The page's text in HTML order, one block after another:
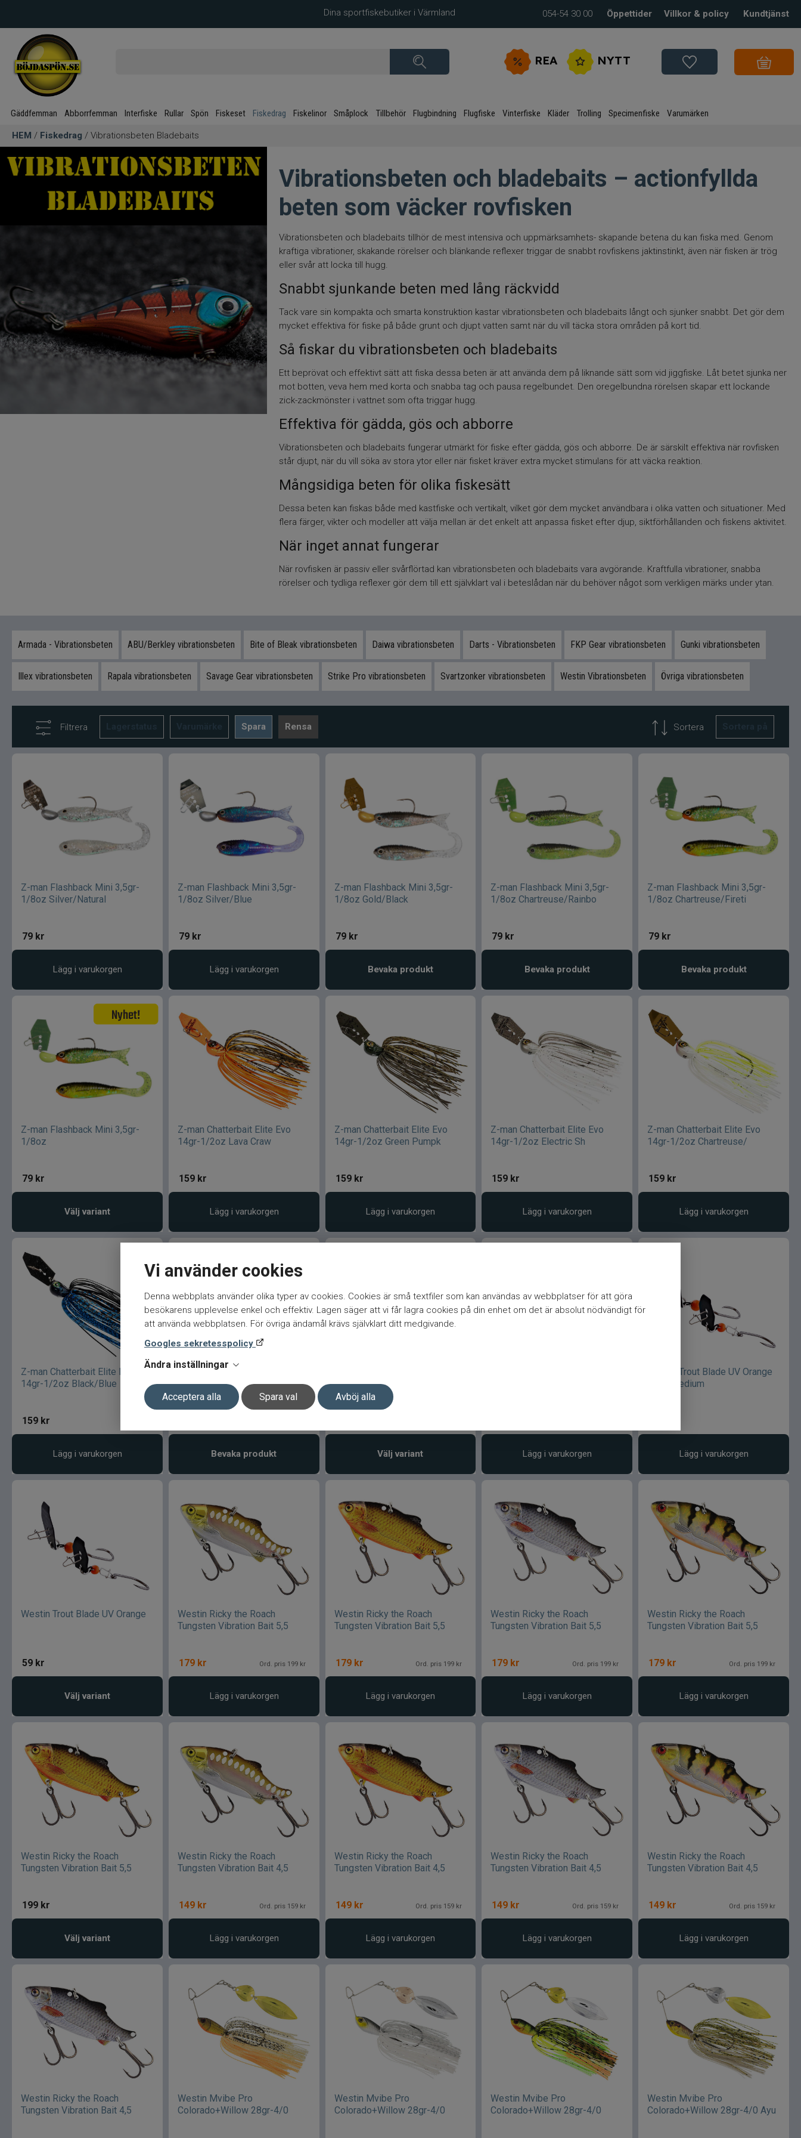
Vi använder cookies
Denna webbplats använder olika typer av cookies. Cookies är små textfiler som kan användas av webbplatser för att göra
besökarens upplevelse enkel och effektiv. Lagen säger att vi får lagra cookies på din enhet om det är absolut nödvändigt för
att använda webbplatsen. För övriga ändamål krävs självklart ditt medgivande.
Googles sekretesspolicy
Ändra inställningar
Acceptera alla Spara val Avböj alla
Dina sportfiskebutiker i Värmland 054-54 30 00 Öppettider Villkor & policy Kundtjänst
REA NYTT
Gäddfemman Abborrfemman Interfiske Rullar Spön Fiskeset Fiskedrag Fiskelinor Småplock Tillbehör Flugbindning Flugfiske Vinterfiske Kläder Trolling Specimenfiske Varumärken
HEM / Fiskedrag / Vibrationsbeten Bladebaits
Vibrationsbeten och bladebaits – actionfyllda
beten som väcker rovfisken
Vibrationsbeten och bladebaits tillhör de mest intensiva och uppmärksamhets- skapande betena du kan fiska med. Genom
kraftiga vibrationer, skakande rörelser och blänkande reflexer triggar de snabbt rovfiskens jaktinstinkt, även när fisken är trög
eller svår att locka till hugg.
Snabbt sjunkande beten med lång räckvidd
Tack vare sin kompakta och smarta konstruktion kastar vibrationsbeten och bladebaits långt och sjunker snabbt. Det gör dem
mycket effektiva för fiske på både grunt och djupt vatten samt när du vill täcka stora områden på kort tid.
Så fiskar du vibrationsbeten och bladebaits
Ett beprövat och effektivt sätt att fiska dessa beten är att använda dem på liknande sätt som vid jiggfiske. Låt betet sjunka ner
mot botten, veva hem med korta och snabba tag och pausa regelbundet. Den oregelbundna rörelsen skapar ett lockande
zick-zackmönster i vattnet som ofta triggar hugg.
Effektiva för gädda, gös och abborre
Vibrationsbeten och bladebaits fungerar utmärkt för fiske efter gädda, gös och abborre. De är särskilt effektiva när rovfisken
står djupt, när du vill söka av stora ytor eller när fisket kräver extra mycket stimulans för att väcka reaktion.
Mångsidiga beten för olika fiskesätt
Dessa beten kan fiskas både med kastfiske och vertikalt, vilket gör dem mycket användbara i olika vatten och situationer. Med
flera färger, vikter och modeller att välja mellan är det enkelt att anpassa fisket efter djup, siktförhållanden och fiskens aktivitet.
När inget annat fungerar
När rovfisken är passiv eller svårflörtad kan vibrationsbeten och bladebaits vara avgörande. Kraftfulla vibrationer, snabba
rörelser och tydliga reflexer gör dem till ett självklart val i beteslådan när du behöver något som verkligen märks under ytan.
Armada - Vibrationsbeten ABU/Berkley vibrationsbeten Bite of Bleak vibrationsbeten Daiwa vibrationsbeten Darts - Vibrationsbeten FKP Gear vibrationsbeten Gunki vibrationsbeten
Illex vibrationsbeten Rapala vibrationsbeten Savage Gear vibrationsbeten Strike Pro vibrationsbeten Svartzonker vibrationsbeten Westin Vibrationsbeten Övriga vibrationsbeten
Filtrera Spara Rensa Sortera
Z-man Flashback Mini 3,5gr-
1/8oz Silver/Natural
79 kr
Lägg i varukorgen
Z-man Flashback Mini 3,5gr-
1/8oz Silver/Blue
79 kr
Lägg i varukorgen
Z-man Flashback Mini 3,5gr-
1/8oz Gold/Black
79 kr
Bevaka produkt
Z-man Flashback Mini 3,5gr-
1/8oz Chartreuse/Rainbo
79 kr
Bevaka produkt
Z-man Flashback Mini 3,5gr-
1/8oz Chartreuse/Fireti
79 kr
Bevaka produkt
Z-man Flashback Mini 3,5gr-
1/8oz
79 kr
Välj variant
Z-man Chatterbait Elite Evo
14gr-1/2oz Lava Craw
159 kr
Lägg i varukorgen
Z-man Chatterbait Elite Evo
14gr-1/2oz Green Pumpk
159 kr
Lägg i varukorgen
Z-man Chatterbait Elite Evo
14gr-1/2oz Electric Sh
159 kr
Lägg i varukorgen
Z-man Chatterbait Elite Evo
14gr-1/2oz Chartreuse/
159 kr
Lägg i varukorgen
Z-man Chatterbait Elite Evo
14gr-1/2oz Black/Blue
159 kr
Lägg i varukorgen
Z-man Chatterbait Elite Evo
14gr-1/2oz Bama Craw
Bevaka produkt
14gr-1/2oz
Välj variant Lägg i varukorgen
Westin Trout Blade UV Orange
1,5gr Medium
Lägg i varukorgen
Westin Trout Blade UV Orange
59 kr
Välj variant
Westin Ricky the Roach
Tungsten Vibration Bait 5,5
179 kr Ord. pris 199 kr
Lägg i varukorgen
Westin Ricky the Roach
Tungsten Vibration Bait 5,5
179 kr Ord. pris 199 kr
Lägg i varukorgen
Westin Ricky the Roach
Tungsten Vibration Bait 5,5
179 kr Ord. pris 199 kr
Lägg i varukorgen
Westin Ricky the Roach
Tungsten Vibration Bait 5,5
179 kr Ord. pris 199 kr
Lägg i varukorgen
Westin Ricky the Roach
Tungsten Vibration Bait 5,5
199 kr
Välj variant
Westin Ricky the Roach
Tungsten Vibration Bait 4,5
149 kr Ord. pris 159 kr
Lägg i varukorgen
Westin Ricky the Roach
Tungsten Vibration Bait 4,5
149 kr Ord. pris 159 kr
Lägg i varukorgen
Westin Ricky the Roach
Tungsten Vibration Bait 4,5
149 kr Ord. pris 159 kr
Lägg i varukorgen
Westin Ricky the Roach
Tungsten Vibration Bait 4,5
149 kr Ord. pris 159 kr
Lägg i varukorgen
Westin Ricky the Roach
Tungsten Vibration Bait 4,5
Westin Mvibe Pro
Colorado+Willow 28gr-4/0
Westin Mvibe Pro
Colorado+Willow 28gr-4/0
Westin Mvibe Pro
Colorado+Willow 28gr-4/0
Westin Mvibe Pro
Colorado+Willow 28gr-4/0 Ayu